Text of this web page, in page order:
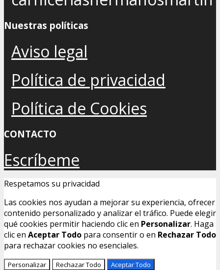
Nuestras políticas
Aviso legal
Política de privacidad
Política de Cookies
CONTACTO
Escríbeme
Respetamos su privacidad
Las cookies nos ayudan a mejorar su experiencia, ofrecer
contenido personalizado y analizar el tráfico. Puede elegir
qué cookies permitir haciendo clic en Personalizar. Haga
clic en Aceptar Todo para consentir o en Rechazar Todo
para rechazar cookies no esenciales.
Personalizar Rechazar Todo Aceptar Todo